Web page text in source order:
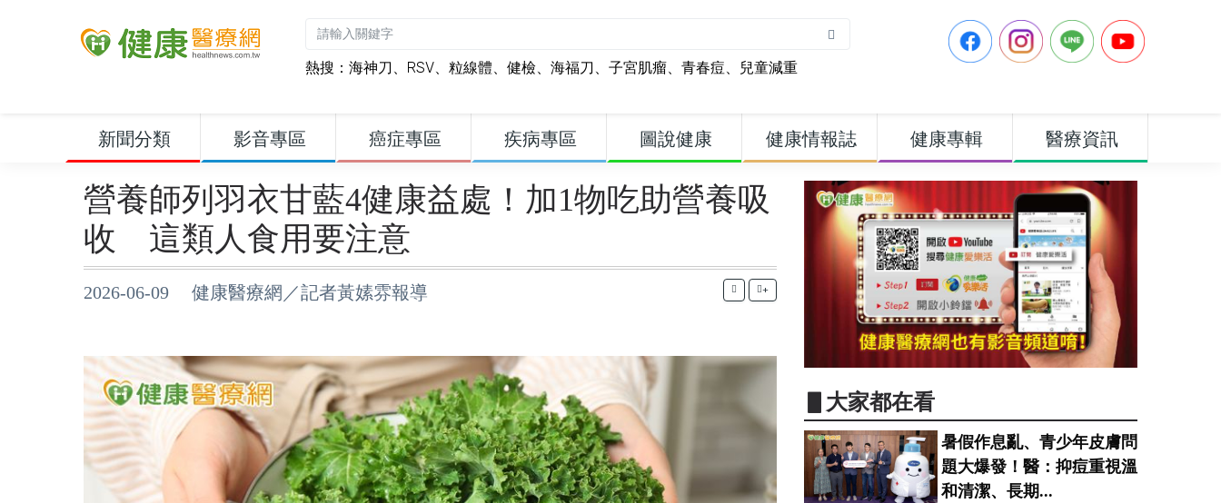
熱搜： 海神刀 、 RSV、 粒線體、 健檢、 海福刀 、 子宮肌瘤、 青春痘、 兒童減重
新聞分類 影音專區 癌症專區 疾病專區 圖說健康 健康情報誌 健康專輯 醫療資訊
營養師列羽衣甘藍4健康益處！加1物吃助營養吸
收 這類人食用要注意
2026-06-09 健康醫療網／記者黃嫊雰報導 +
▋大家都在看
暑假作息亂、青少年皮膚問
題大爆發！醫：抑痘重視溫
和清潔、長期...